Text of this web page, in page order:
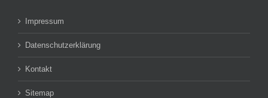
Impressum
Datenschutzerklärung
Kontakt
Sitemap